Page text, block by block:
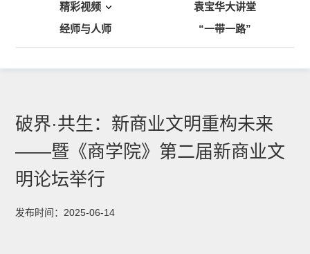
精彩视频
袁宝华大讲堂
经师与人师
“一带一路”
破界·共生：新商业文明重构未来
——暨《商学院》第二届新商业文
明论坛举行
发布时间：2025-06-14